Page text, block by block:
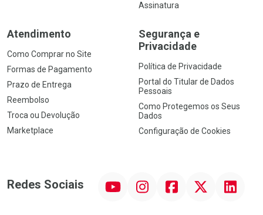
Assinatura
Atendimento
Como Comprar no Site
Formas de Pagamento
Prazo de Entrega
Reembolso
Troca ou Devolução
Marketplace
Segurança e
Privacidade
Política de Privacidade
Portal do Titular de Dados
Pessoais
Como Protegemos os Seus
Dados
Configuração de Cookies
Redes Sociais InstagramFacebookTwitter Linkedin